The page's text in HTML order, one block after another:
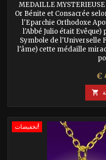
MEDAILLE
Or Bénite et Consacrée
l'Eparchie Orthodoxe
l'Abbé Julio était
Symbole de l'Universelle
l'âme) cette médaille

تخفيضات!